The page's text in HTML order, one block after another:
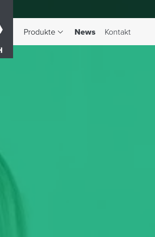
Produkte
Dropdown-Menü Produkte umschalten
News(aktiv)
Kontakt